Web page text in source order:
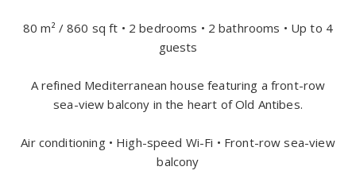
80 m² / 860 sq ft • 2 bedrooms • 2 bathrooms • Up to 4
guests
A refined Mediterranean house featuring a front-row
sea-view balcony in the heart of Old Antibes.
Air conditioning • High-speed Wi-Fi • Front-row sea-view
balcony